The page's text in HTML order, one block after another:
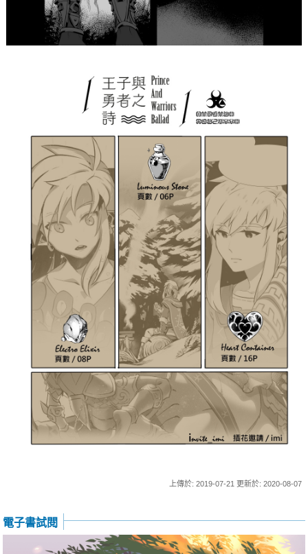
上傳於: 2019-07-21 更新於: 2020-08-07
電子書試閱